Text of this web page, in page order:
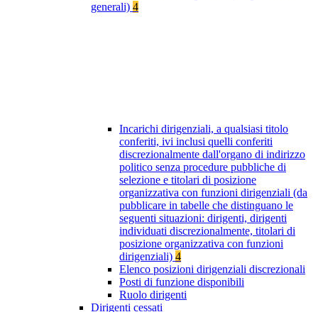
generali) 4
Incarichi dirigenziali, a qualsiasi titolo
conferiti, ivi inclusi quelli conferiti
discrezionalmente dall'organo di indirizzo
politico senza procedure pubbliche di
selezione e titolari di posizione
organizzativa con funzioni dirigenziali (da
pubblicare in tabelle che distinguano le
seguenti situazioni: dirigenti, dirigenti
individuati discrezionalmente, titolari di
posizione organizzativa con funzioni
dirigenziali) 4
Elenco posizioni dirigenziali discrezionali
Posti di funzione disponibili
Ruolo dirigenti
Dirigenti cessati